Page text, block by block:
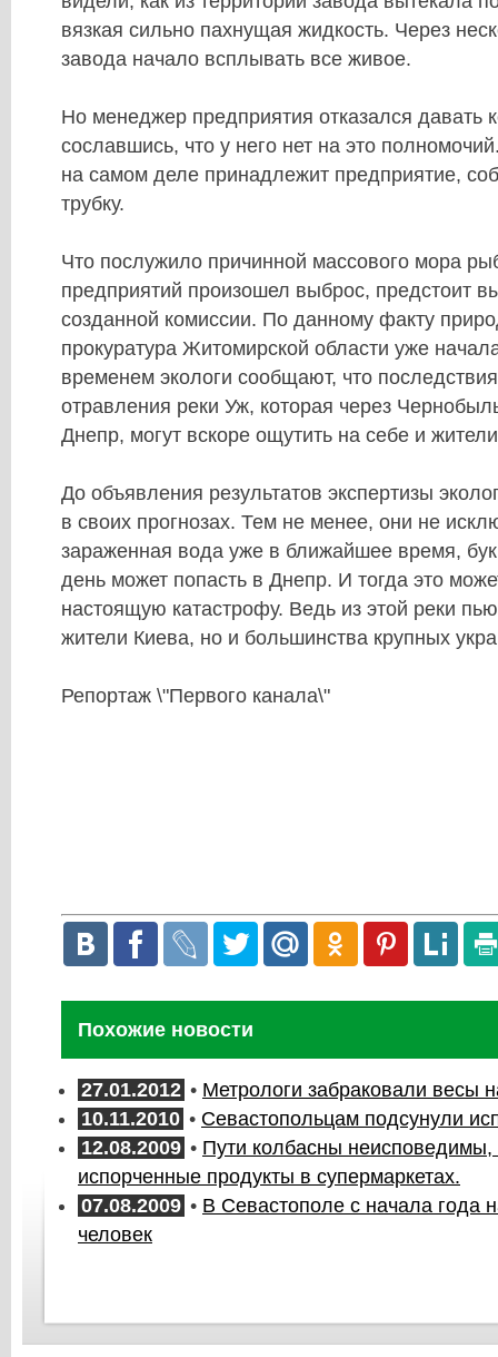
вязкая сильно пахнущая жидкость. Через
завода начало всплывать все живое.
Но менеджер предприятия отказался давать
сославшись, что у него нет на это
на самом деле принадлежит предприятие,
трубку.
Что послужило причинной массового мора
предприятий произошел выброс, предстоит
созданной комиссии. По данному факту
прокуратура Житомирской области уже
временем экологи сообщают, что
отравления реки Уж, которая через
Днепр, могут вскоре ощутить на себе и
До объявления результатов экспертизы
в своих прогнозах. Тем не менее, они не
зараженная вода уже в ближайшее время,
день может попасть в Днепр. И тогда это
настоящую катастрофу. Ведь из этой реки
жители Киева, но и большинства крупных
Репортаж \"Первого канала\"
Похожие новости
27.01.2012 • Метрологи забраковали весы
10.11.2010 • Севастопольцам подсунули
12.08.2009 • Пути колбасны
испорченные продукты в супермаркетах.
07.08.2009 • В Севастополе с начала года
человек